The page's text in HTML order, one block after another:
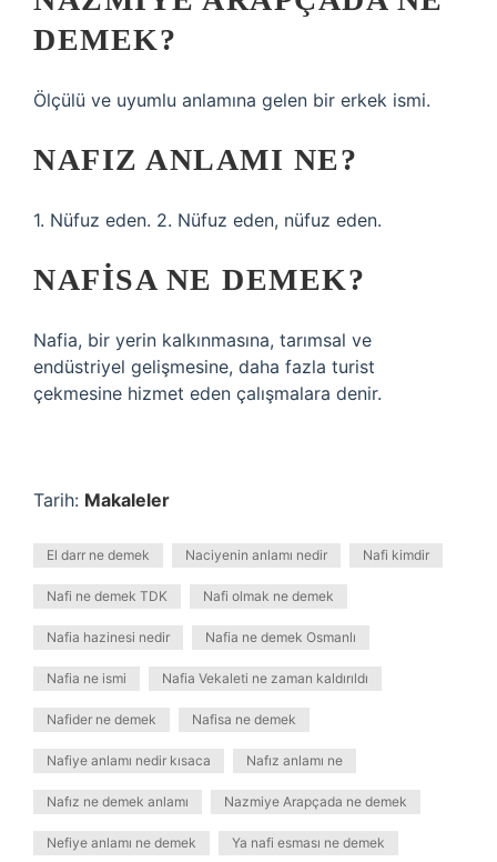
DEMEK?
Ölçülü ve uyumlu anlamına gelen bir erkek ismi.
NAFIZ ANLAMI NE?
1. Nüfuz eden. 2. Nüfuz eden, nüfuz eden.
NAFISA NE DEMEK?
Nafia, bir yerin kalkınmasına, tarımsal ve
endüstriyel gelişmesine, daha fazla turist
çekmesine hizmet eden çalışmalara denir.
Tarih: Makaleler
El darr ne demek Naciyenin anlamı nedir Nafi kimdir
Nafi ne demek TDK Nafi olmak ne demek
Nafia hazinesi nedir Nafia ne demek Osmanlı
Nafia ne ismi Nafia Vekaleti ne zaman kaldırıldı
Nafider ne demek Nafisa ne demek
Nafiye anlamı nedir kısaca Nafız anlamı ne
Nafız ne demek anlamı Nazmiye Arapçada ne demek
Nefiye anlamı ne demek Ya nafi esması ne demek